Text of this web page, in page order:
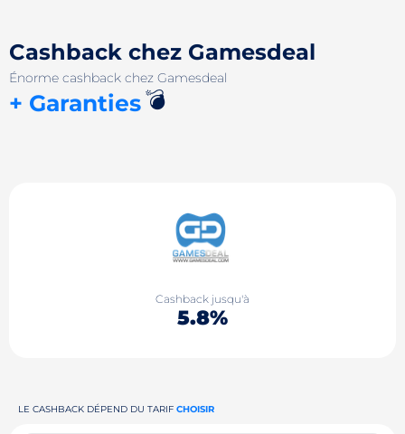
Cashback chez Gamesdeal
Énorme cashback chez Gamesdeal
+ Garanties💣
Cashback jusqu'à
5.8%
LE CASHBACK DÉPEND DU TARIF CHOISIR